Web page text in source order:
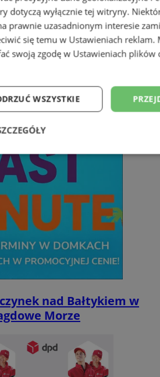
nad Bałtykiem w
Morze
dotyczą wyłącznie tej witryny.
prawnie uzasadnionym interesie
się temu w Ustawieniach reklam.
swoją zgodę w Ustawieniach plików
WSZYSTKIE
Wydajność
Niesklasyfikowane
cookie umożliwiają korzystanie z podstawowych
użytkownika i zarządzanie kontem. Bez
korzystać ze strony internetowej.
Domena
sosnowiecki.pl